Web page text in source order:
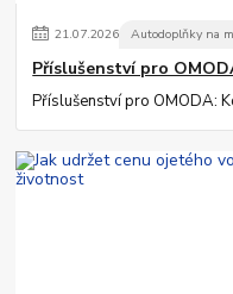
21.07.2026 Autodoplňky na
Příslušenství pro
Příslušenství pro OMODA: